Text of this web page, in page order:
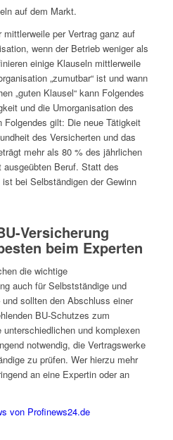
auf dem Markt.
per Vertrag ganz auf
wenn der Betrieb weniger als
einige Klauseln mittlerweile
„zumutbar“ ist und wann
„guten Klausel“ kann Folgendes
und die Umorganisation des
Folgendes gilt: Die neue Tätigkeit
des Versicherten und das
mehr als 80 % des jährlichen
Beruf. Statt des
bei Selbständigen der Gewinn
Versicherung
beim Experten
die wichtige
auch für Selbstständige und
sollten den Abschluss einer
BU-Schutzes zum
und komplexen
notwendig, die Vertragswerke
zu prüfen. Wer hierzu mehr
an eine Expertin oder an
von Profinews24.de